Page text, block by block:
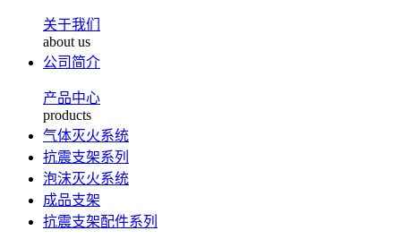
关于我们
about us
公司简介
产品中心
products
气体灭火系统
抗震支架系列
泡沫灭火系统
成品支架
抗震支架配件系列